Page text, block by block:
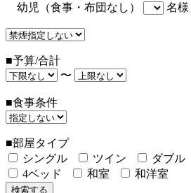
幼児（食事・布団なし）
名様
■予算/合計
〜
■食事条件
■部屋タイプ
シングル
ツイン ダブル
4ベッド
和室 和洋室